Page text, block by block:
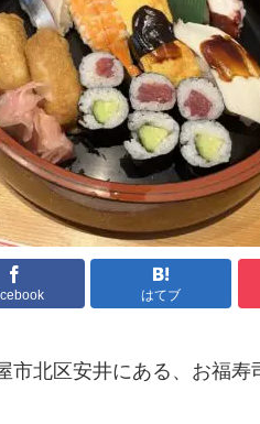
はてブ
市北区安井にある、お福寿